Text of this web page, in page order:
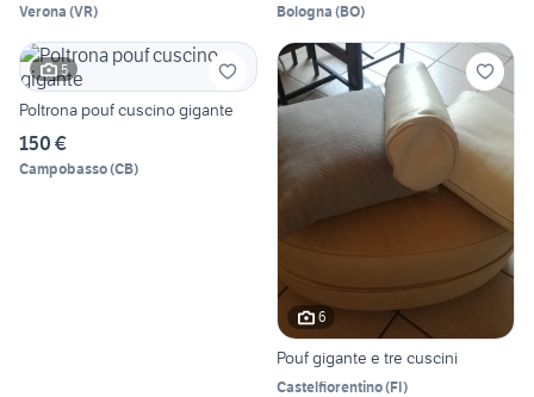
Verona (VR) Bologna (BO)
5
Poltrona pouf cuscino gigante
150 €
Campobasso(CB)
6
Pouf gigante e tre cuscini
Castelfiorentino(FI)